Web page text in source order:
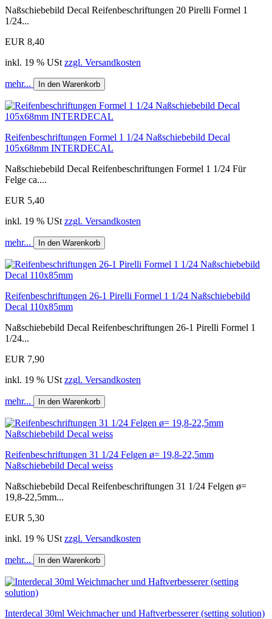
Naßschiebebild Decal Reifenbeschriftungen 20 Pirelli Formel 1
1/24...
EUR 8,40
inkl. 19 % USt zzgl. Versandkosten
mehr... In den Warenkorb
Reifenbeschriftungen Formel 1 1/24 Naßschiebebild Decal
105x68mm INTERDECAL
Naßschiebebild Decal Reifenbeschriftungen Formel 1 1/24 Für
Felge ca....
EUR 5,40
inkl. 19 % USt zzgl. Versandkosten
mehr... In den Warenkorb
Reifenbeschriftungen 26-1 Pirelli Formel 1 1/24 Naßschiebebild
Decal 110x85mm
Naßschiebebild Decal Reifenbeschriftungen 26-1 Pirelli Formel 1
1/24...
EUR 7,90
inkl. 19 % USt zzgl. Versandkosten
mehr... In den Warenkorb
Reifenbeschriftungen 31 1/24 Felgen ø= 19,8-22,5mm
Naßschiebebild Decal weiss
Naßschiebebild Decal Reifenbeschriftungen 31 1/24 Felgen ø=
19,8-22,5mm...
EUR 5,30
inkl. 19 % USt zzgl. Versandkosten
mehr... In den Warenkorb
Interdecal 30ml Weichmacher und Haftverbesserer (setting solution)